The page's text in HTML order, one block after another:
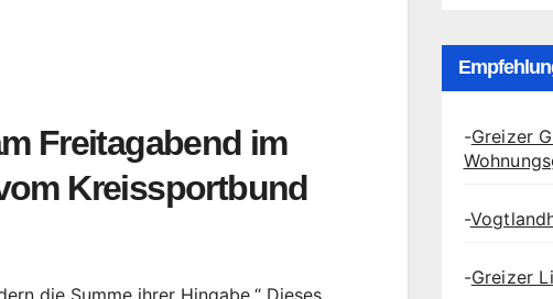
Freitagabend im
Kreissportbund
-Greizer
-
-Greizer